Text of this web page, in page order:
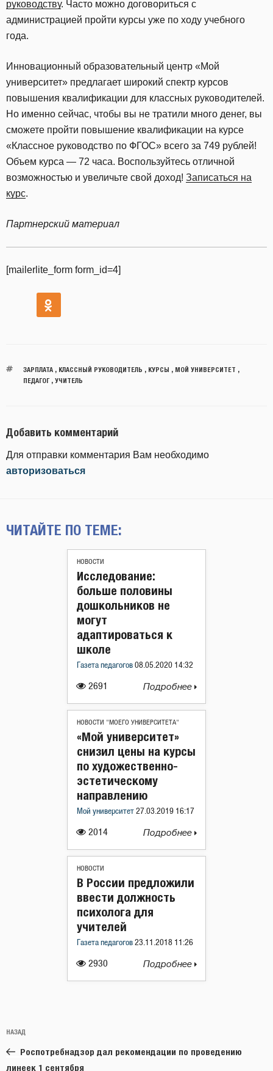
руководству. Часто можно договориться с
администрацией пройти курсы уже по ходу учебного
года.
Инновационный образовательный центр «Мой
университет» предлагает широкий спектр курсов
повышения квалификации для классных руководителей.
Но именно сейчас, чтобы вы не тратили много денег, вы
сможете пройти повышение квалификации на курсе
«Классное руководство по ФГОС» всего за 749 рублей!
Объем курса — 72 часа. Воспользуйтесь отличной
возможностью и увеличьте свой доход! Записаться на
курс.
Партнерский материал
[mailerlite_form form_id=4]
ЗАРПЛАТА, КЛАССНЫЙ РУКОВОДИТЕЛЬ , КУРСЫ , МОЙ УНИВЕРСИТЕТ ,
ПЕДАГОГ, УЧИТЕЛЬ
Добавить комментарий
Для отправки комментария Вам необходимо
авторизоваться
ЧИТАЙТЕ ПО ТЕМЕ:
НОВОСТИ
2691
Исследование:
больше половины
дошкольников не
могут
адаптироваться к
школе
Газета педагогов 08.05.2020 14:32
Подробнее
НОВОСТИ "МОЕГО УНИВЕРСИТЕТА"
2014
«Мой университет»
снизил цены на курсы
по художественно-
эстетическому
направлению
Мой университет 27.03.2019 16:17
Подробнее
НОВОСТИ
2930
В России предложили
ввести должность
психолога для
учителей
Газета педагогов 23.11.2018 11:26
Подробнее
по
записям
Предыдущая
запись:
НАЗАД
Роспотребнадзор дал рекомендации по проведению
линеек 1 сентября